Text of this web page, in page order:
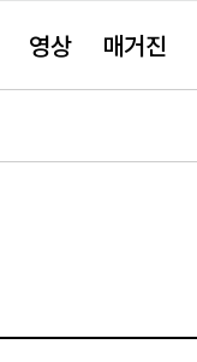
영상 매거진